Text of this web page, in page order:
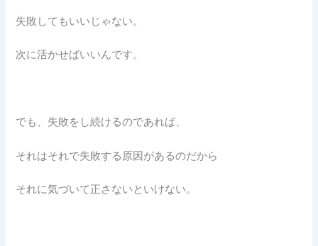
失敗してもいいじゃない。
次に活かせばいいんです。
でも、失敗をし続けるのであれば、
それはそれで失敗する原因があるのだから
それに気づいて正さないといけない。